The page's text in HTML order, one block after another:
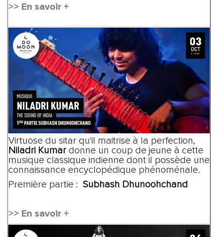
>> En savoir +
Virtuose du sitar qu'il maitrise à la perfection,
Niladri Kumar donne un coup de jeune à cette
musique classique indienne dont il possède une
connaissance encyclopédique phénoménale.
Première partie : Subhash Dhunoohchand
>> En savoir +